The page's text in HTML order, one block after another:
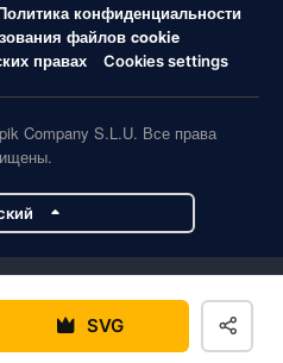
SVG
конфиденциальности
файлов cookie
правах
Cookies settings
Company S.L.U. Все права
Slidesgo